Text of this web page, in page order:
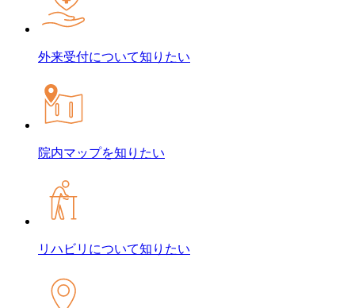
外来受付について知りたい
院内マップを知りたい
リハビリについて知りたい